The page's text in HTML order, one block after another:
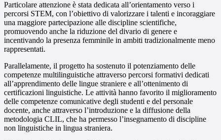
Particolare attenzione è stata dedicata all’orientamento verso i
percorsi STEM, con l’obiettivo di valorizzare i talenti e incoraggiare
una maggiore partecipazione alle discipline scientifiche,
promuovendo anche la riduzione del divario di genere e
incentivando la presenza femminile in ambiti tradizionalmente meno
rappresentati.
Parallelamente, il progetto ha sostenuto il potenziamento delle
competenze multilinguistiche attraverso percorsi formativi dedicati
all’apprendimento delle lingue straniere e all’ottenimento di
certificazioni linguistiche. Le attività hanno favorito il miglioramento
delle competenze comunicative degli studenti e del personale
docente, anche attraverso l’introduzione e la diffusione della
metodologia CLIL, che ha permesso l’insegnamento di discipline
non linguistiche in lingua straniera.